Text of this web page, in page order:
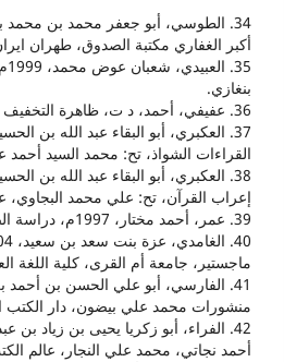
أكبر الغفاري مكتبة الصدوق، طهران
بنغازي.
36. عفيفي، أحمد، د ت، ظاهرة التخفيف في النحو العربي، الدار المصرية اللبنانية.
القراءات الشواذ، تح: محمد السيد أحمد
إعراب القرآن، تح: علي محمد البجاوي،
39. عمر، أحمد مختار، 1997م، دراسة الصوت اللغوي، عالم الكتب، القاهرة مصر.
ماجستير، جامعة أم القرى، كلية اللغة
منشورات محمد علي بيضون، دار الكتب
أحمد نجاتي، محمد علي النجار، عالم